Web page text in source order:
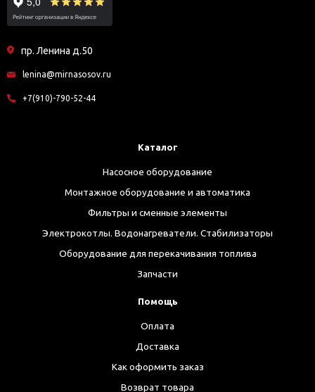
пр. Ленина д.50
lenina@mirnasosov.ru
+7(910)-790-52-44
Каталог
Насосное оборудование
Монтажное оборудование и автоматика
Фильтры и сменные элементы
Электрокотлы. Водонагреватели. Стабилизаторы
Оборудование для перекачивания топлива
Запчасти
Помощь
Оплата
Доставка
Как оформить заказ
Возврат товара